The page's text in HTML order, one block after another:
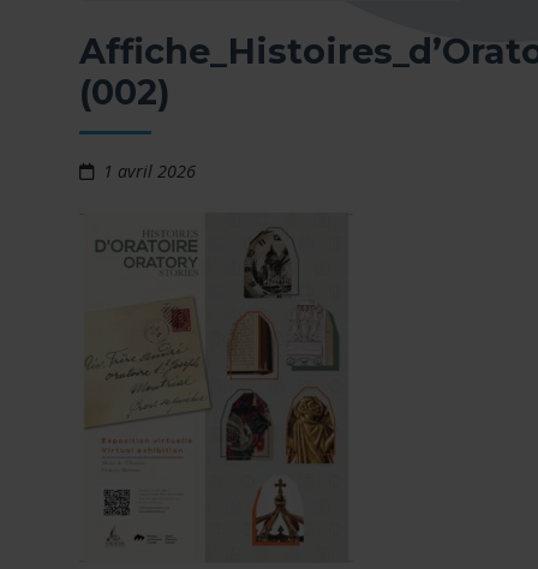
(002)
1 avril 2026